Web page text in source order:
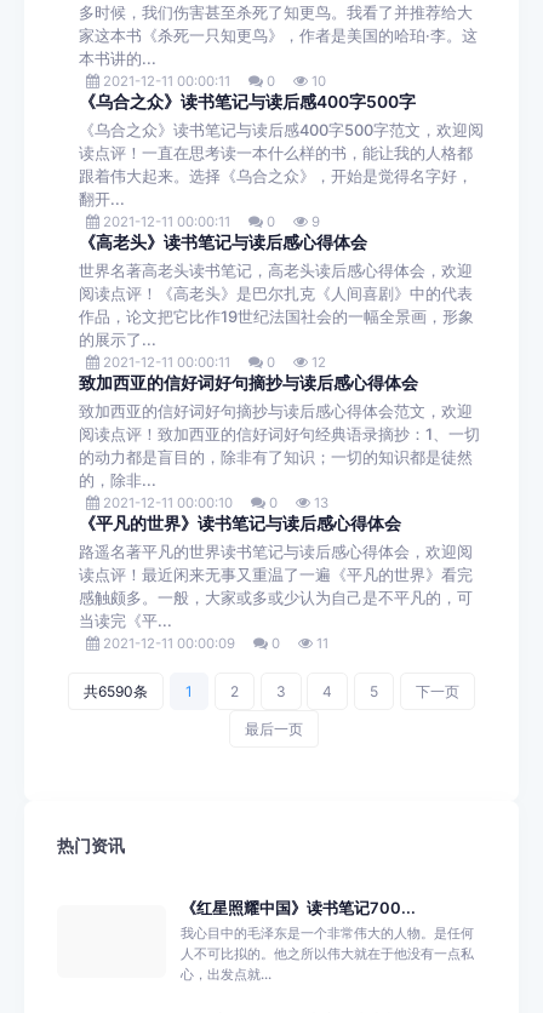
多时候，我们伤害甚至杀死了知更鸟。我看了并推荐给大
家这本书《杀死一只知更鸟》，作者是美国的哈珀·李。这
本书讲的...
2021-12-11 00:00:11 0 10
《乌合之众》读书笔记与读后感400字500字
《乌合之众》读书笔记与读后感400字500字范文，欢迎阅
读点评！一直在思考读一本什么样的书，能让我的人格都
跟着伟大起来。选择《乌合之众》，开始是觉得名字好，
翻开...
2021-12-11 00:00:11 0 9
《高老头》读书笔记与读后感心得体会
世界名著高老头读书笔记，高老头读后感心得体会，欢迎
阅读点评！《高老头》是巴尔扎克《人间喜剧》中的代表
作品，论文把它比作19世纪法国社会的一幅全景画，形象
的展示了...
2021-12-11 00:00:11 0 12
致加西亚的信好词好句摘抄与读后感心得体会
致加西亚的信好词好句摘抄与读后感心得体会范文，欢迎
阅读点评！致加西亚的信好词好句经典语录摘抄：1、一切
的动力都是盲目的，除非有了知识；一切的知识都是徒然
的，除非...
2021-12-11 00:00:10 0 13
《平凡的世界》读书笔记与读后感心得体会
路遥名著平凡的世界读书笔记与读后感心得体会，欢迎阅
读点评！最近闲来无事又重温了一遍《平凡的世界》看完
感触颇多。一般，大家或多或少认为自己是不平凡的，可
当读完《平...
2021-12-11 00:00:09 0 11
共6590条 1 2 3 4 5 下一页
最后一页
热门资讯
《红星照耀中国》读书笔记700...
我心目中的毛泽东是一个非常伟大的人物。是任何
人不可比拟的。他之所以伟大就在于他没有一点私
心，出发点就...